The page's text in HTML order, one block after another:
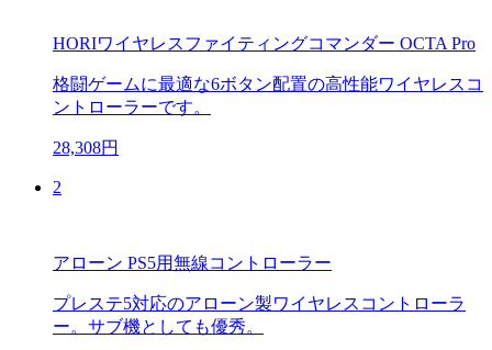
HORIワイヤレスファイティングコマンダー OCTA Pro
格闘ゲームに最適な6ボタン配置の高性能ワイヤレスコ
ントローラーです。
28,308円
2
アローン PS5用無線コントローラー
プレステ5対応のアローン製ワイヤレスコントローラ
ー。サブ機としても優秀。